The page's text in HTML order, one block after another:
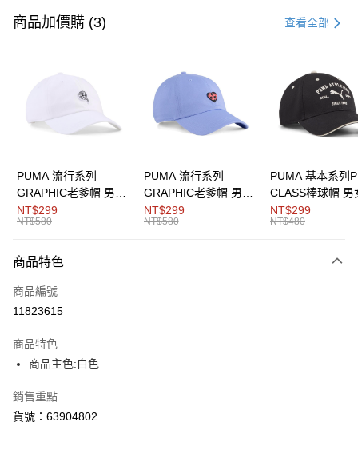
信用卡一次付款
Apple Pay
Google Pay
運送方式
每筆NT$150，滿NT$1,800(含以上)免運費
商品加價購 (3) 查看全部
PUMA 流行系列
GRAPHIC老爹帽 男女
共同
NT$299
NT$580
PUMA 流行系列
GRAPHIC老爹帽 男女
共同
NT$299
NT$580
PUMA 基本系列
CLASS棒球帽 男
同
NT$299
NT$480
商品特色
商品編號
11823615
商品特色
商品主色:白色
銷售重點
貨號：63904802